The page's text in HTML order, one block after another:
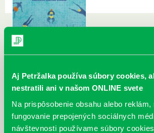
Aj Petržalka používa súbory cookies,
nestratili ani v našom ONLINE svete
Na prispôsobenie obsahu alebo reklám,
fungovanie prepojených sociálnych
návštevnosti používame súbory